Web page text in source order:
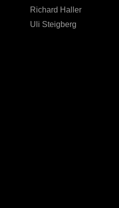
Richard Haller
Uli Steigberg